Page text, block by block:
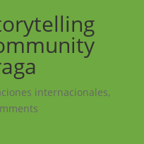
internacionales,